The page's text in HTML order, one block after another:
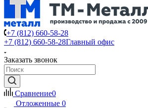
+7 (812) 660-58-28
+7 (812) 660-58-28Главный офис
Заказать звонок
Сравнение0
Отложенные 0